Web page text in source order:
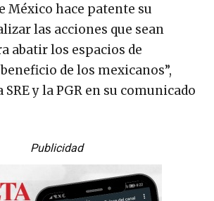
México hace patente su
las acciones que sean
abatir los espacios de
de los mexicanos”,
y la PGR en su comunicado
Publicidad